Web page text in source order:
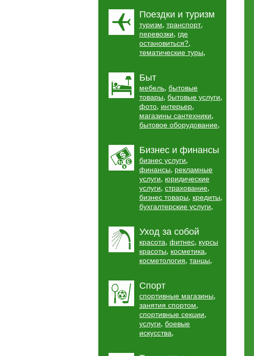
Поездки и туризм
туризм, транспорт,
перевозки, где
остановиться?,
тематические туры,
Быт
мебель, бытовые
товары, бытовые услуги,
фото, интерьер,
магазины сантехники,
бытовое оборудование,
Бизнес и финансы
бизнес услуги,
финансы, рекламные
услуги, юридические
услуги, страхование,
бизнес товары, кредиты,
бухгалтерские услуги,
Уход за собой
красота, фитнес, курсы
красоты, косметика,
косметология, танцы,
Спорт
спортивные магазины,
занятия спортом,
спортивные секции,
услуги, боевые
искусства,